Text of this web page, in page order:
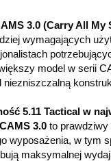
3.0 (Carry All My
wymagających
model w serii
niezniszczalną
5.11 Tactical w
3.0to prawdziwy
wyposażenia, w tym
maksymalnej